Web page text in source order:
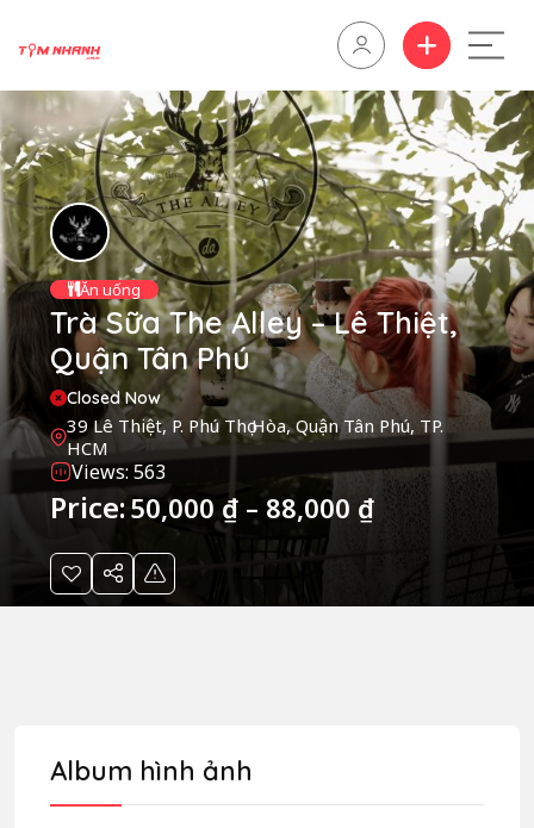
Ăn uống
Trà Sữa The Alley – Lê Thiệt,
Quận Tân Phú
Closed Now
39 Lê Thiệt, P. Phú Thọ Hòa, Quận Tân Phú, TP.
HCM
Views: 563
Price: 50,000 ₫ – 88,000 ₫
Album hình ảnh